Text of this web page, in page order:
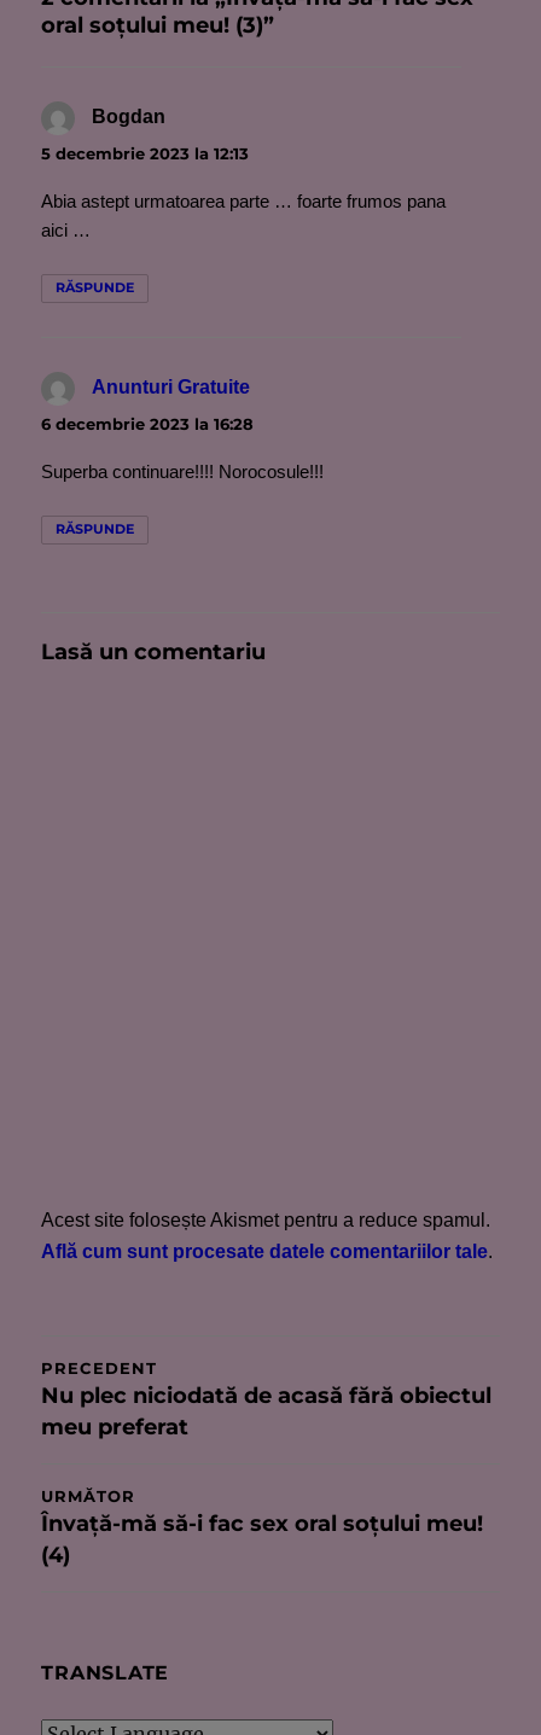
oral soţului meu! (3)”
Bogdan
5 decembrie 2023 la 12:13
Abia astept urmatoarea parte … foarte frumos pana
aici …
RĂSPUNDE
Anunturi Gratuite
6 decembrie 2023 la 16:28
Superba continuare!!!! Norocosule!!!
RĂSPUNDE
Lasă un comentariu
Acest site folosește Akismet pentru a reduce spamul.
Află cum sunt procesate datele comentariilor tale.
Navigare
în
PRECEDENT
Articolul
anterior:
Nu plec niciodată de acasă fără obiectul
meu preferat
URMĂTOR
Articolul
următor:
Învaţă-mă să-i fac sex oral soţului meu!
(4)
TRANSLATE